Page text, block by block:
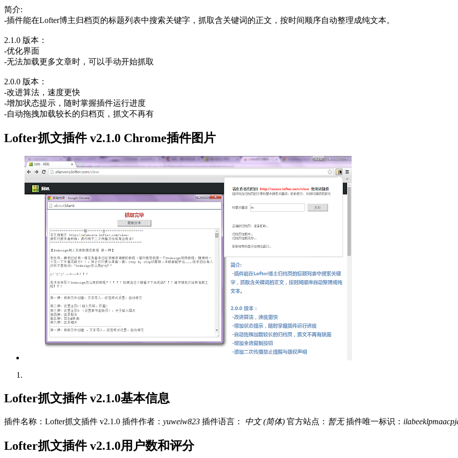
简介:
-插件能在Lofter博主归档页的标题列表中搜索关键字，抓取含关键词的正文，按时间顺序自动整理成纯文本。
2.1.0 版本：
-优化界面
-无法加载更多文章时，可以手动开始抓取
2.0.0 版本：
-改进算法，速度更快
-增加状态提示，随时掌握插件运行进度
-自动拖拽加载较长的归档页，抓文不再有
Lofter抓文插件 v2.1.0 Chrome插件图片
Lofter抓文插件 v2.1.0基本信息
插件名称：Lofter抓文插件 v2.1.0 插件作者： yuweiw823 插件语言： 中文 (简体) 官方站点： 暂无 插件唯一标识：
Lofter抓文插件 v2.1.0用户数和评分